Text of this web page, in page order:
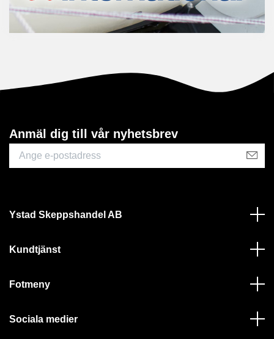
Anmäl dig till vår nyhetsbrev
Ystad Skeppshandel AB
Kundtjänst
Fotmeny
Sociala medier